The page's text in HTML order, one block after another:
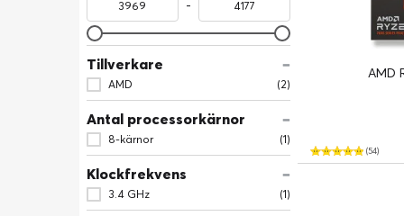
-
Tillverkare
AMD (2)
Antal processorkärnor
8-kärnor (1)
Klockfrekvens
3.4 GHz (1)
AMD
(54)